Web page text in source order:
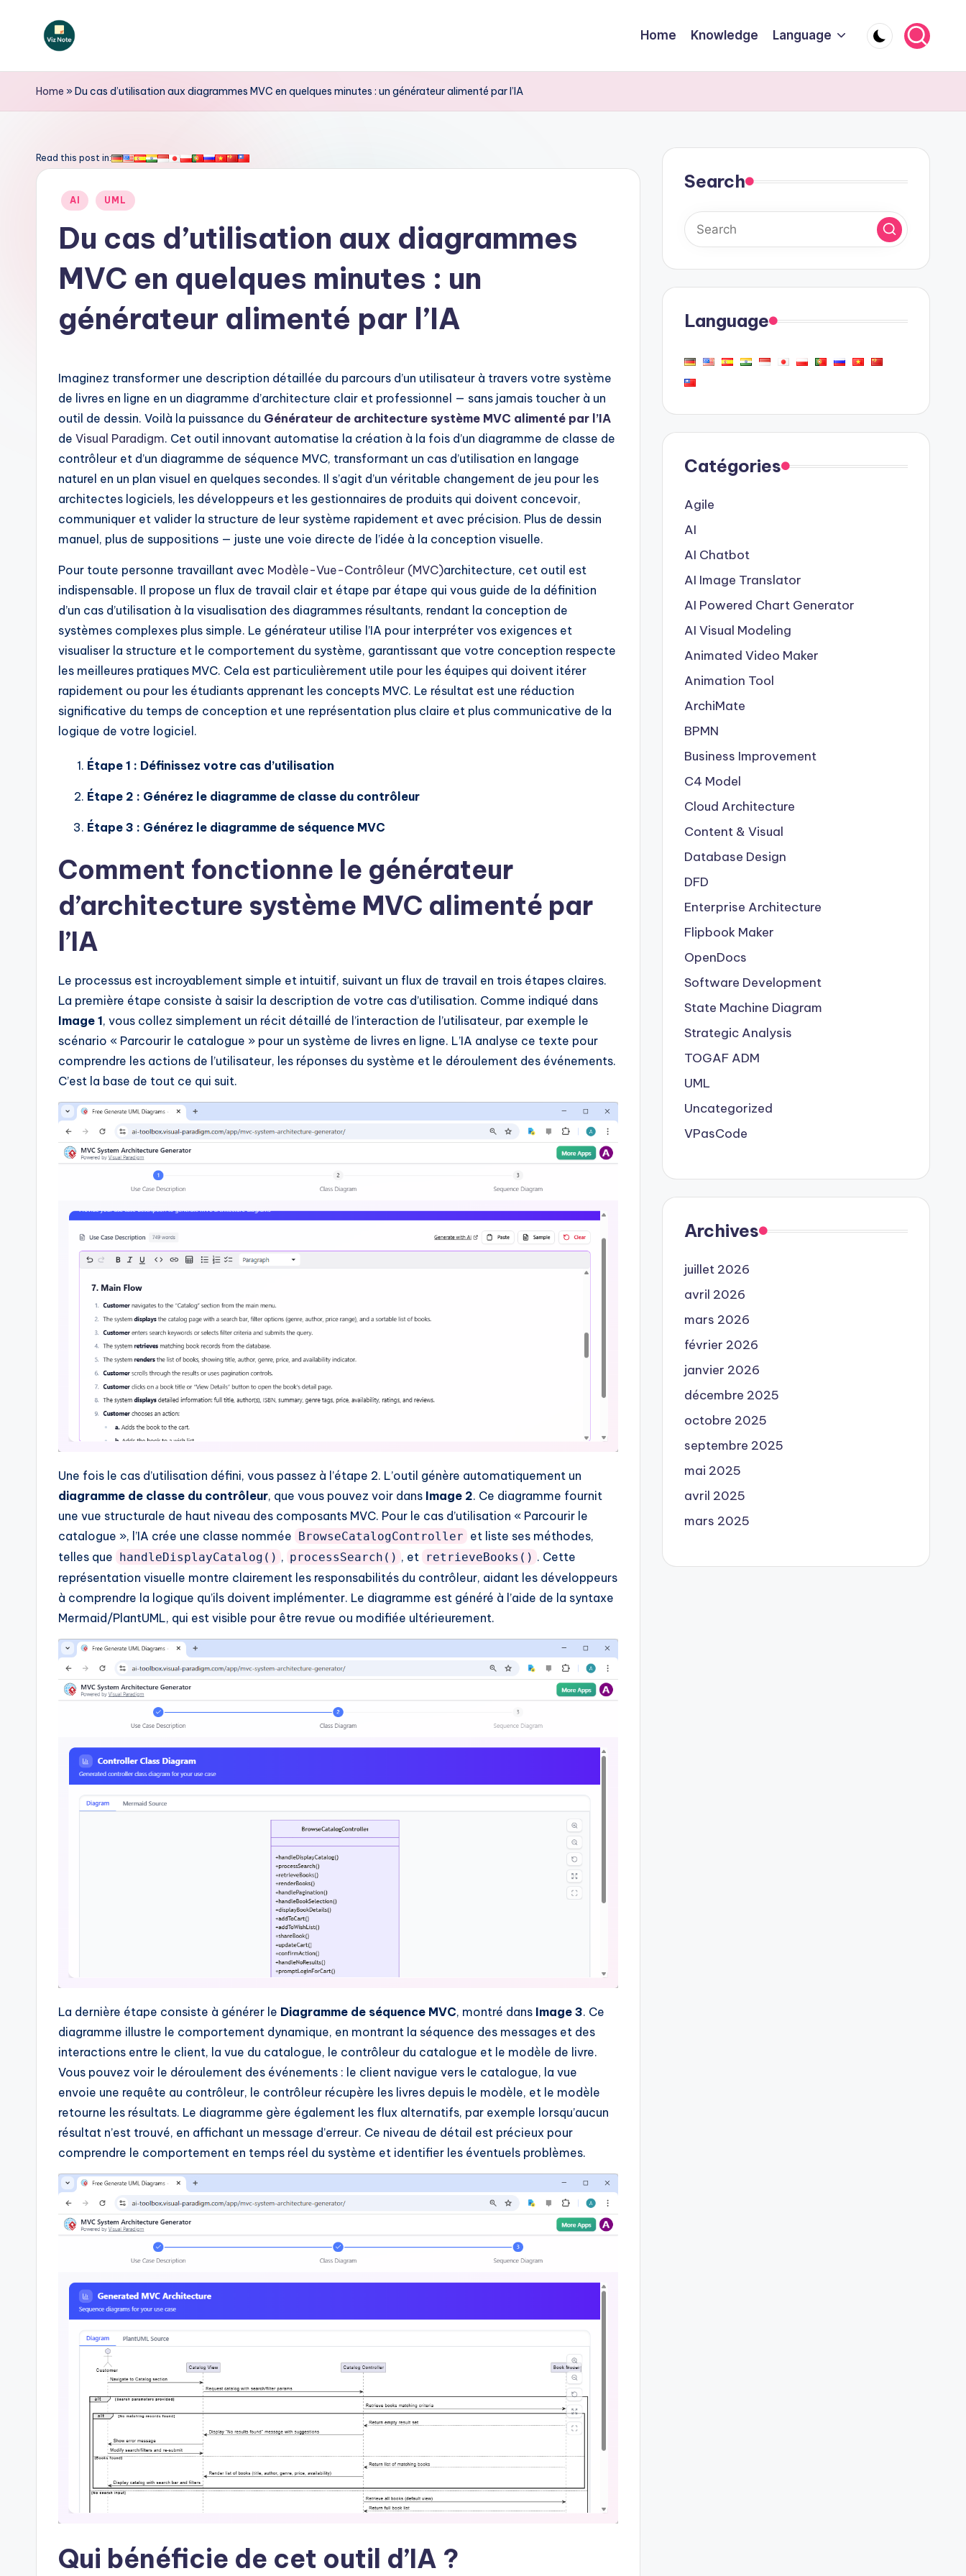
V
iz
o
A
si
tr
Home Knowledge Language
Home »Du cas d’utilisation aux diagrammes MVC en quelques minutes : un générateur alimenté par l’IA
Read this post in:
Posted
AI UML
Du cas d’utilisation aux diagrammes
MVC en quelques minutes : un
générateur alimenté par l’IA
Imaginez transformer une description détaillée du parcours d’un utilisateur à travers votre système
de livres en ligne en un diagramme d’architecture clair et professionnel — sans jamais toucher à un
outil de dessin. Voilà la puissance du Générateur de architecture système MVC alimenté par l’IA
de Visual Paradigm. Cet outil innovant automatise la création à la fois d’un diagramme de classe de
contrôleur et d’un diagramme de séquence MVC, transformant un cas d’utilisation en langage
naturel en un plan visuel en quelques secondes. Il s’agit d’un véritable changement de jeu pour les
architectes logiciels, les développeurs et les gestionnaires de produits qui doivent concevoir,
communiquer et valider la structure de leur système rapidement et avec précision. Plus de dessin
manuel, plus de suppositions — juste une voie directe de l’idée à la conception visuelle.
Pour toute personne travaillant avec Modèle-Vue-Contrôleur (MVC)architecture, cet outil est
indispensable. Il propose un flux de travail clair et étape par étape qui vous guide de la définition
d’un cas d’utilisation à la visualisation des diagrammes résultants, rendant la conception de
systèmes complexes plus simple. Le générateur utilise l’IA pour interpréter vos exigences et
visualiser la structure et le comportement du système, garantissant que votre conception respecte
les meilleures pratiques MVC. Cela est particulièrement utile pour les équipes qui doivent itérer
rapidement ou pour les étudiants apprenant les concepts MVC. Le résultat est une réduction
significative du temps de conception et une représentation plus claire et plus communicative de la
logique de votre logiciel.
Étape 1 : Définissez votre cas d’utilisation
Étape 2 : Générez le diagramme de classe du contrôleur
Étape 3 : Générez le diagramme de séquence MVC
Comment fonctionne le générateur
d’architecture système MVC alimenté par
l’IA
Le processus est incroyablement simple et intuitif, suivant un flux de travail en trois étapes claires.
La première étape consiste à saisir la description de votre cas d’utilisation. Comme indiqué dans
Image 1, vous collez simplement un récit détaillé de l’interaction de l’utilisateur, par exemple le
scénario « Parcourir le catalogue » pour un système de livres en ligne. L’IA analyse ce texte pour
comprendre les actions de l’utilisateur, les réponses du système et le déroulement des événements.
C’est la base de tout ce qui suit.
Une fois le cas d’utilisation défini, vous passez à l’étape 2. L’outil génère automatiquement un
diagramme de classe du contrôleur, que vous pouvez voir dans Image 2. Ce diagramme fournit
une vue structurale de haut niveau des composants MVC. Pour le cas d’utilisation « Parcourir le
catalogue », l’IA crée une classe nommée BrowseCatalogController et liste ses méthodes,
telles que handleDisplayCatalog() , processSearch() , et retrieveBooks() . Cette
représentation visuelle montre clairement les responsabilités du contrôleur, aidant les développeurs
à comprendre la logique qu’ils doivent implémenter. Le diagramme est généré à l’aide de la syntaxe
Mermaid/PlantUML, qui est visible pour être revue ou modifiée ultérieurement.
La dernière étape consiste à générer le Diagramme de séquence MVC, montré dans Image 3. Ce
diagramme illustre le comportement dynamique, en montrant la séquence des messages et des
interactions entre le client, la vue du catalogue, le contrôleur du catalogue et le modèle de livre.
Vous pouvez voir le déroulement des événements : le client navigue vers le catalogue, la vue
envoie une requête au contrôleur, le contrôleur récupère les livres depuis le modèle, et le modèle
retourne les résultats. Le diagramme gère également les flux alternatifs, par exemple lorsqu’aucun
résultat n’est trouvé, en affichant un message d’erreur. Ce niveau de détail est précieux pour
comprendre le comportement en temps réel du système et identifier les éventuels problèmes.
Qui bénéficie de cet outil d’IA ?
Search
Language
Catégories
Agile
AI
AI Chatbot
AI Image Translator
AI Powered Chart Generator
AI Visual Modeling
Animated Video Maker
Animation Tool
ArchiMate
BPMN
Business Improvement
C4 Model
Cloud Architecture
Content & Visual
Database Design
DFD
Enterprise Architecture
Flipbook Maker
OpenDocs
Software Development
State Machine Diagram
Strategic Analysis
TOGAF ADM
UML
Uncategorized
VPasCode
Archives
juillet 2026
avril 2026
mars 2026
février 2026
janvier 2026
décembre 2025
octobre 2025
septembre 2025
mai 2025
avril 2025
mars 2025